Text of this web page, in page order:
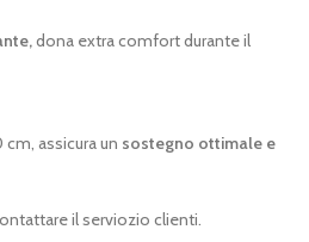
dona extra comfort durante il
cm, assicura un sostegno ottimale e
il serviozio clienti.